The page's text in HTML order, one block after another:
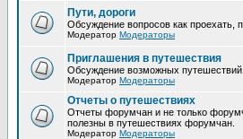
Пути, дороги
Обсуждение вопросов как проехать,
Модератор Модераторы
Приглашения в путешествия
Обсуждение возможных путешествий,
Модератор Модераторы
Отчеты о путешествиях
Отчеты форумчан и не только
полезны в путешествиях форумчан.
Модератор Модераторы